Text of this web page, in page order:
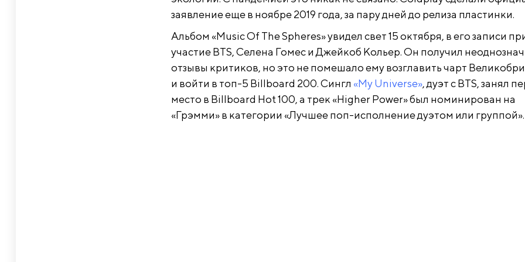
заявление еще в ноябре 2019 года, за пару дней до релиза пластинки.
Альбом «Music Of The Spheres» увидел свет 15 октября, в его записи
участие BTS, Селена Гомес и Джейкоб Кольер. Он получил
отзывы критиков, но это не помешало ему возглавить чарт
и войти в топ-5 Billboard 200. Сингл «My Universe», дуэт с BTS, занял
место в Billboard Hot 100, а трек «Higher Power» был номинирован на
«Грэмми» в категории «Лучшее поп-исполнение дуэтом или группой».